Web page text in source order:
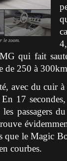
le zoom.
qui fait
de 250 à
avec du cuir
17
passagers
que le Magic
courbes.